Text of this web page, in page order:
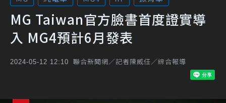
MG Taiwan官方臉書首度證實導
入 MG4預計6月發表
2024-05-12 12:10 聯合新聞網／記者陳威任／綜合報導